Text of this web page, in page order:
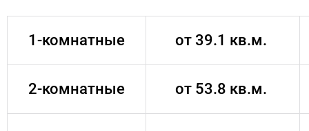
1-комнатные от 39.1 кв.м.
2-комнатные от 53.8 кв.м.